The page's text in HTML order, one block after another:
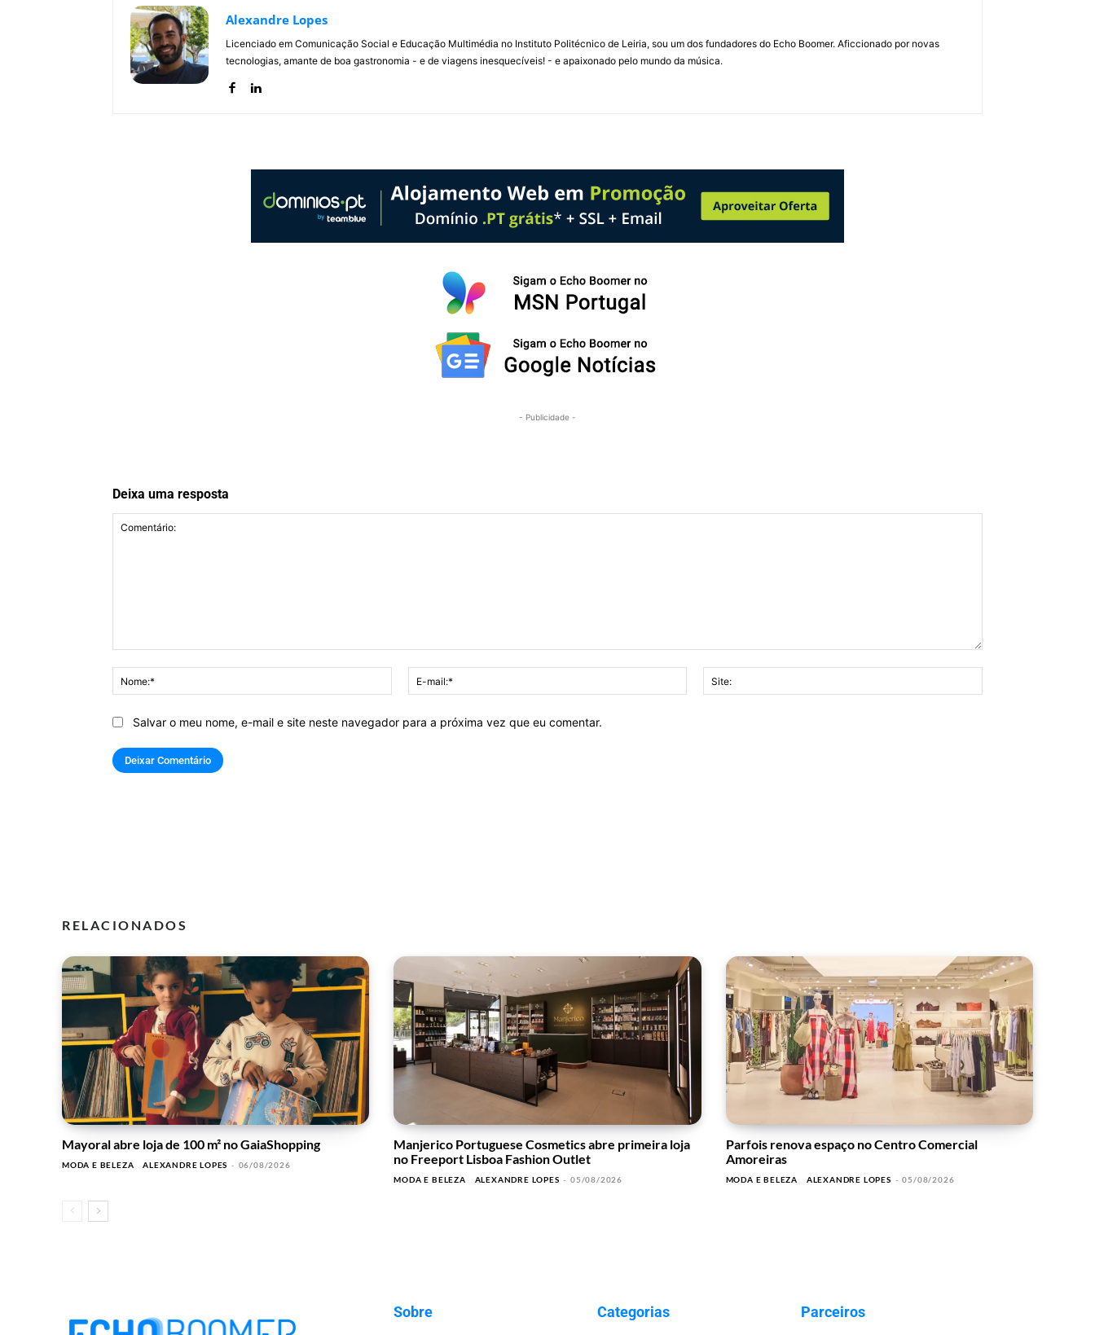
Alexandre Lopes
Licenciado em Comunicação Social e Educação Multimédia no Instituto Politécnico de Leiria, sou um dos fundadores do Echo Boomer. Aficcionado por novas
tecnologias, amante de boa gastronomia - e de viagens inesquecíveis! - e apaixonado pelo mundo da música.
- Publicidade -
Deixa uma resposta
Nome:*
mail:*
Salvar o meu nome, e-mail e site neste navegador para a próxima vez que eu comentar.
RELACIONADOS
Mayoral abre loja de 100 m² no GaiaShopping
MODA E BELEZA ALEXANDRE LOPES - 06/08/2026
Manjerico Portuguese Cosmetics abre primeira loja
no Freeport Lisboa Fashion Outlet
MODA E BELEZA ALEXANDRE LOPES - 05/08/2026
Parfois renova espaço no Centro Comercial
Amoreiras
MODA E BELEZA ALEXANDRE LOPES - 05/08/2026
Sobre Categorias Parceiros